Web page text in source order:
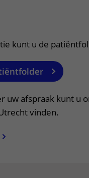
kunt u de
uw afspraak kunt u
vinden.